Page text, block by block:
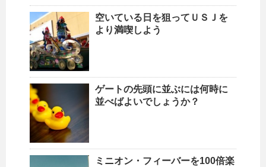
空いている日を狙ってＵＳＪを
より満喫しよう
ゲートの先頭に並ぶには何時に
並べばよいでしょうか？
ミニオン・フィーバーを100倍楽